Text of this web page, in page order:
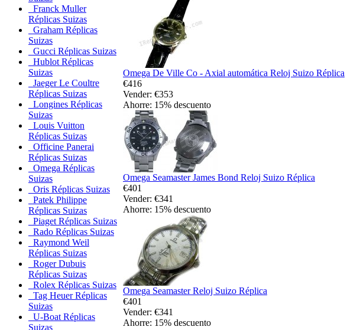
Franck Muller
Réplicas Suizas
Graham Réplicas
Suizas
Gucci Réplicas Suizas
Hublot Réplicas
Suizas
Jaeger Le Coultre
Réplicas Suizas
Longines Réplicas
Suizas
Louis Vuitton
Réplicas Suizas
Officine Panerai
Réplicas Suizas
Omega Réplicas
Suizas
Oris Réplicas Suizas
Patek Philippe
Réplicas Suizas
Piaget Réplicas Suizas
Rado Réplicas Suizas
Raymond Weil
Réplicas Suizas
Roger Dubuis
Réplicas Suizas
Rolex Réplicas Suizas
Tag Heuer Réplicas
Suizas
U-Boat Réplicas
Suizas
Omega De Ville Co - Axial automática Reloj Suizo Réplica
€416
Vender: €353
Ahorre: 15% descuento
Omega Seamaster James Bond Reloj Suizo Réplica
€401
Vender: €341
Ahorre: 15% descuento
Omega Seamaster Reloj Suizo Réplica
€401
Vender: €341
Ahorre: 15% descuento